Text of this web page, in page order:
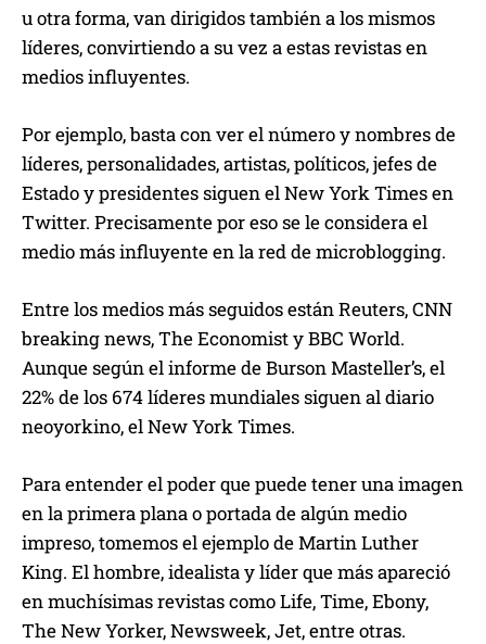
u otra forma, van dirigidos también a los mismos
líderes, convirtiendo a su vez a estas revistas en
medios influyentes.
Por ejemplo, basta con ver el número y nombres de
líderes, personalidades, artistas, políticos, jefes de
Estado y presidentes siguen el New York Times en
Twitter. Precisamente por eso se le considera el
medio más influyente en la red de microblogging.
Entre los medios más seguidos están Reuters, CNN
breaking news, The Economist y BBC World.
Aunque según el informe de Burson Masteller’s, el
22% de los 674 líderes mundiales siguen al diario
neoyorkino, el New York Times.
Para entender el poder que puede tener una imagen
en la primera plana o portada de algún medio
impreso, tomemos el ejemplo de Martin Luther
King. El hombre, idealista y líder que más apareció
en muchísimas revistas como Life, Time, Ebony,
The New Yorker, Newsweek, Jet, entre otras.